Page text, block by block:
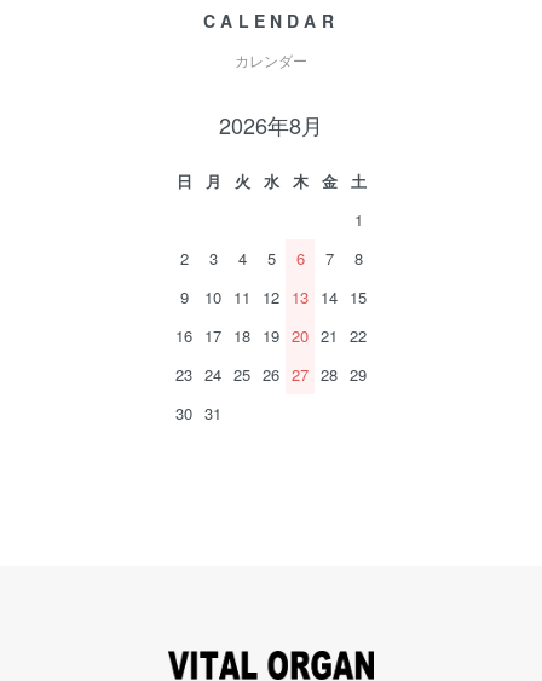
CALENDAR
カレンダー
2026年8月
日 月 火 水 木 金
土
1
2
3 4 5 6 7
8
9
10 11 12 13 14 15
16 17 18 19 20 21
22
23 24 25 26 27 28 29
30 31